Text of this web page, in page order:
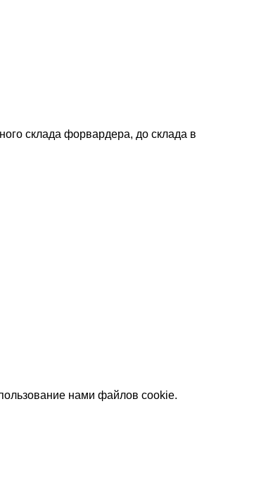
склада форвардера, до склада в
нами файлов cookie.